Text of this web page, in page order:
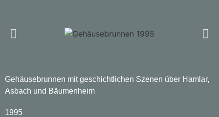
Gehäusebrunnen mit geschichtlichen Szenen über Hamlar,
Asbach und Bäumenheim
1995